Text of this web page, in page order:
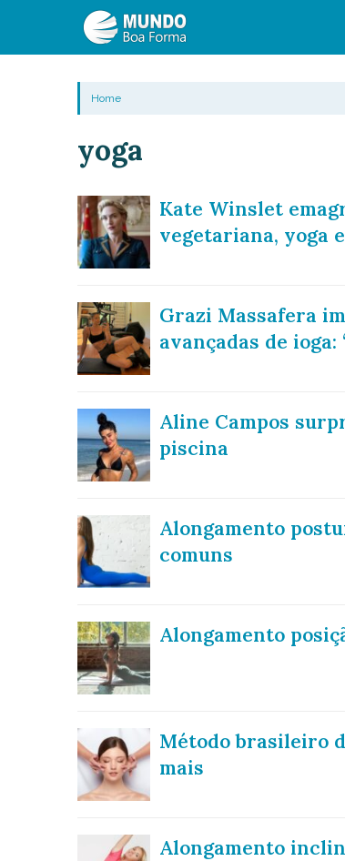
Home
yoga
Kate Winslet
vegetariana, yoga
Grazi Massafera
avançadas de ioga:
Aline Campos
piscina
Alongamento
comuns
Alongamento
Método brasileiro
mais
Alongamento